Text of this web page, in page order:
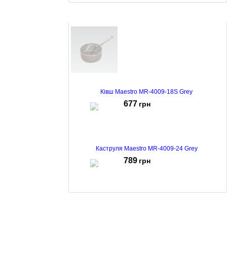
Ківш Maestro MR-4009-18S Grey
677 грн
Каструля Maestro MR-4009-24 Grey
789 грн